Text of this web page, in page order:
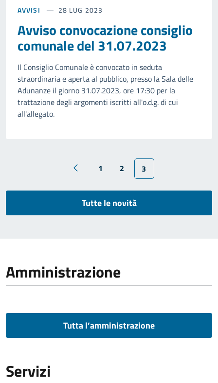
AVVISI 28 LUG 2023
Avviso convocazione consiglio
comunale del 31.07.2023
Il Consiglio Comunale è convocato in seduta
straordinaria e aperta al pubblico, presso la Sala delle
Adunanze il giorno 31.07.2023, ore 17:30 per la
trattazione degli argomenti iscritti all'o.d.g. di cui
all'allegato.
1 2 3
Tutte le novità
Amministrazione
Tutta l’amministrazione
Servizi